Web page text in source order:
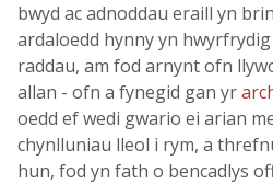
bwyd ac adnoddau eraill yn
ardaloedd hynny yn
raddau, am fod arnynt ofn
allan - ofn a fynegid gan yr
oedd ef wedi gwario ei arian
chynlluniau lleol i rym, a
hun, fod yn fath o bencadlys